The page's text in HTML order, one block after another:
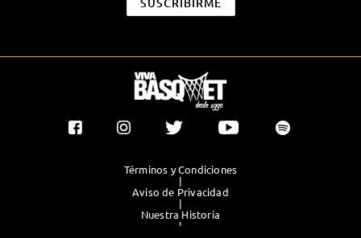
Términos y Condiciones
|
Aviso de Privacidad
|
Nuestra Historia
|